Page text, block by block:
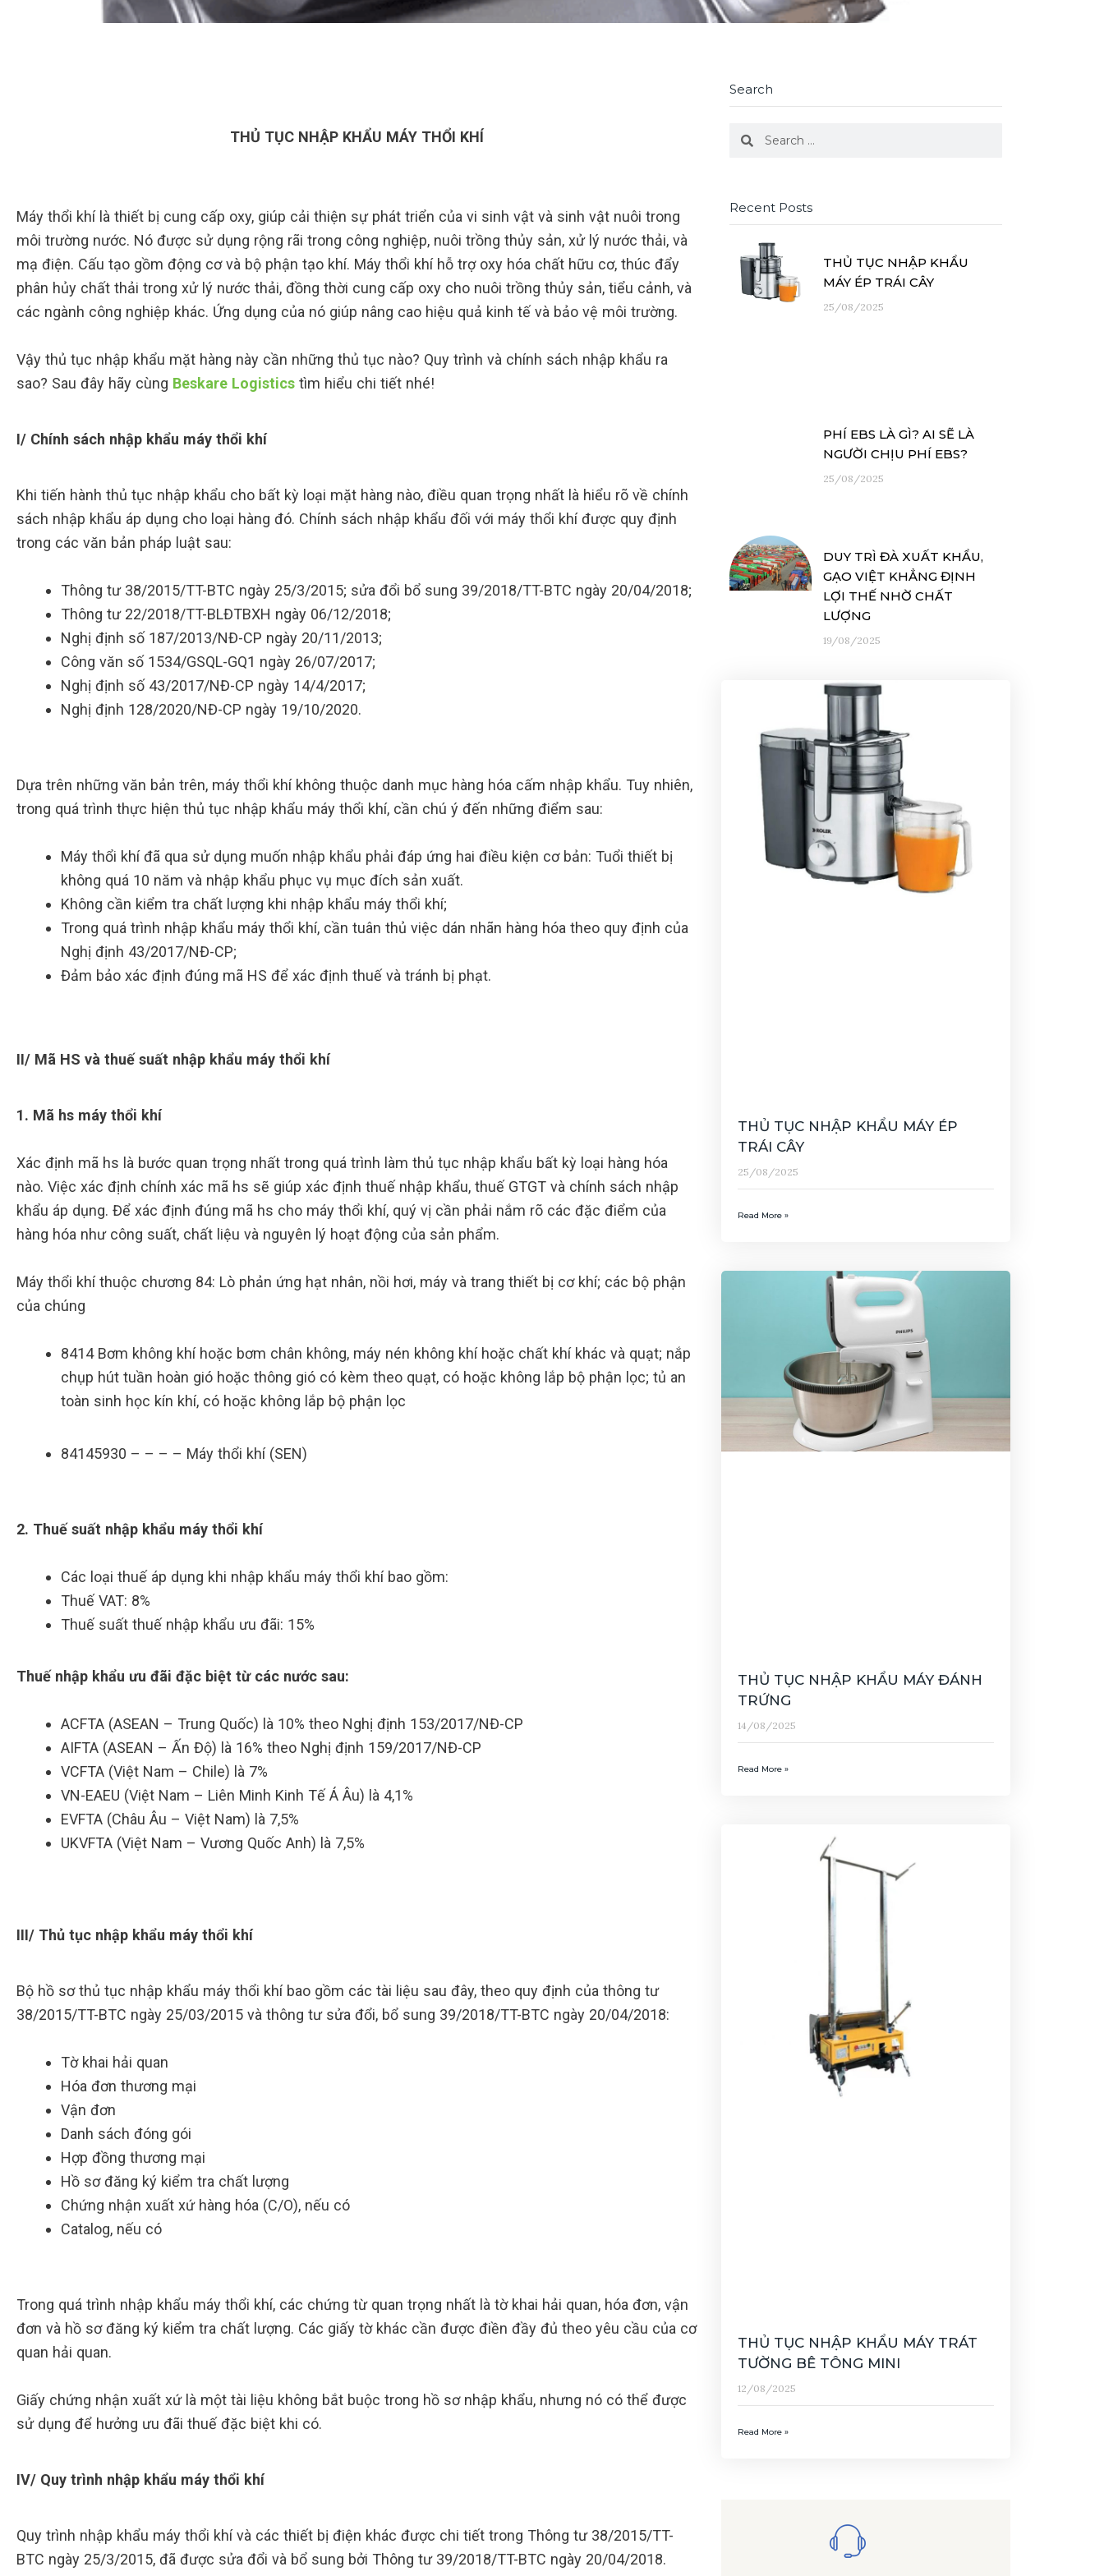
THỦ TỤC NHẬP KHẨU MÁY THỔI KHÍ
Máy thổi khí là thiết bị cung cấp oxy, giúp cải thiện sự phát triển của vi sinh vật và sinh vật nuôi trong
môi trường nước. Nó được sử dụng rộng rãi trong công nghiệp, nuôi trồng thủy sản, xử lý nước thải, và
mạ điện. Cấu tạo gồm động cơ và bộ phận tạo khí. Máy thổi khí hỗ trợ oxy hóa chất hữu cơ, thúc đẩy
phân hủy chất thải trong xử lý nước thải, đồng thời cung cấp oxy cho nuôi trồng thủy sản, tiểu cảnh, và
các ngành công nghiệp khác. Ứng dụng của nó giúp nâng cao hiệu quả kinh tế và bảo vệ môi trường.
Vậy thủ tục nhập khẩu mặt hàng này cần những thủ tục nào? Quy trình và chính sách nhập khẩu ra
sao? Sau đây hãy cùng Beskare Logistics tìm hiểu chi tiết nhé!
I/ Chính sách nhập khẩu máy thổi khí
Khi tiến hành thủ tục nhập khẩu cho bất kỳ loại mặt hàng nào, điều quan trọng nhất là hiểu rõ về chính
sách nhập khẩu áp dụng cho loại hàng đó. Chính sách nhập khẩu đối với máy thổi khí được quy định
trong các văn bản pháp luật sau:
Thông tư 38/2015/TT-BTC ngày 25/3/2015; sửa đổi bổ sung 39/2018/TT-BTC ngày 20/04/2018;
Thông tư 22/2018/TT-BLĐTBXH ngày 06/12/2018;
Nghị định số 187/2013/NĐ-CP ngày 20/11/2013;
Công văn số 1534/GSQL-GQ1 ngày 26/07/2017;
Nghị định số 43/2017/NĐ-CP ngày 14/4/2017;
Nghị định 128/2020/NĐ-CP ngày 19/10/2020.
Dựa trên những văn bản trên, máy thổi khí không thuộc danh mục hàng hóa cấm nhập khẩu. Tuy nhiên,
trong quá trình thực hiện thủ tục nhập khẩu máy thổi khí, cần chú ý đến những điểm sau:
Máy thổi khí đã qua sử dụng muốn nhập khẩu phải đáp ứng hai điều kiện cơ bản: Tuổi thiết bị
không quá 10 năm và nhập khẩu phục vụ mục đích sản xuất.
Không cần kiểm tra chất lượng khi nhập khẩu máy thổi khí;
Trong quá trình nhập khẩu máy thổi khí, cần tuân thủ việc dán nhãn hàng hóa theo quy định của
Nghị định 43/2017/NĐ-CP;
Đảm bảo xác định đúng mã HS để xác định thuế và tránh bị phạt.
II/ Mã HS và thuế suất nhập khẩu máy thổi khí
1. Mã hs máy thổi khí
Xác định mã hs là bước quan trọng nhất trong quá trình làm thủ tục nhập khẩu bất kỳ loại hàng hóa
nào. Việc xác định chính xác mã hs sẽ giúp xác định thuế nhập khẩu, thuế GTGT và chính sách nhập
khẩu áp dụng. Để xác định đúng mã hs cho máy thổi khí, quý vị cần phải nắm rõ các đặc điểm của
hàng hóa như công suất, chất liệu và nguyên lý hoạt động của sản phẩm.
Máy thổi khí thuộc chương 84: Lò phản ứng hạt nhân, nồi hơi, máy và trang thiết bị cơ khí; các bộ phận
của chúng
8414 Bơm không khí hoặc bơm chân không, máy nén không khí hoặc chất khí khác và quạt; nắp
chụp hút tuần hoàn gió hoặc thông gió có kèm theo quạt, có hoặc không lắp bộ phận lọc; tủ an
toàn sinh học kín khí, có hoặc không lắp bộ phận lọc
84145930 – – – – Máy thổi khí (SEN)
2. Thuế suất nhập khẩu máy thổi khí
Các loại thuế áp dụng khi nhập khẩu máy thổi khí bao gồm:
Thuế VAT: 8%
Thuế suất thuế nhập khẩu ưu đãi: 15%
Thuế nhập khẩu ưu đãi đặc biệt từ các nước sau:
ACFTA (ASEAN – Trung Quốc) là 10% theo Nghị định 153/2017/NĐ-CP
AIFTA (ASEAN – Ấn Độ) là 16% theo Nghị định 159/2017/NĐ-CP
VCFTA (Việt Nam – Chile) là 7%
VN-EAEU (Việt Nam – Liên Minh Kinh Tế Á Âu) là 4,1%
EVFTA (Châu Âu – Việt Nam) là 7,5%
UKVFTA (Việt Nam – Vương Quốc Anh) là 7,5%
III/ Thủ tục nhập khẩu máy thổi khí
Bộ hồ sơ thủ tục nhập khẩu máy thổi khí bao gồm các tài liệu sau đây, theo quy định của thông tư
38/2015/TT-BTC ngày 25/03/2015 và thông tư sửa đổi, bổ sung 39/2018/TT-BTC ngày 20/04/2018:
Tờ khai hải quan
Hóa đơn thương mại
Vận đơn
Danh sách đóng gói
Hợp đồng thương mại
Hồ sơ đăng ký kiểm tra chất lượng
Chứng nhận xuất xứ hàng hóa (C/O), nếu có
Catalog, nếu có
Trong quá trình nhập khẩu máy thổi khí, các chứng từ quan trọng nhất là tờ khai hải quan, hóa đơn, vận
đơn và hồ sơ đăng ký kiểm tra chất lượng. Các giấy tờ khác cần được điền đầy đủ theo yêu cầu của cơ
quan hải quan.
Giấy chứng nhận xuất xứ là một tài liệu không bắt buộc trong hồ sơ nhập khẩu, nhưng nó có thể được
sử dụng để hưởng ưu đãi thuế đặc biệt khi có.
IV/ Quy trình nhập khẩu máy thổi khí
Quy trình nhập khẩu máy thổi khí và các thiết bị điện khác được chi tiết trong Thông tư 38/2015/TT-
BTC ngày 25/3/2015, đã được sửa đổi và bổ sung bởi Thông tư 39/2018/TT-BTC ngày 20/04/2018.
Search
Search
Recent Posts
THỦ TỤC NHẬP KHẨU
MÁY ÉP TRÁI CÂY
25/08/2025
PHÍ EBS LÀ GÌ? AI SẼ LÀ
NGƯỜI CHỊU PHÍ EBS?
25/08/2025
DUY TRÌ ĐÀ XUẤT KHẨU,
GẠO VIỆT KHẲNG ĐỊNH
LỢI THẾ NHỜ CHẤT
LƯỢNG
19/08/2025
THỦ TỤC NHẬP KHẨU MÁY ÉP
TRÁI CÂY
25/08/2025
Read More »
THỦ TỤC NHẬP KHẨU MÁY ĐÁNH
TRỨNG
14/08/2025
Read More »
THỦ TỤC NHẬP KHẨU MÁY TRÁT
TƯỜNG BÊ TÔNG MINI
12/08/2025
Read More »